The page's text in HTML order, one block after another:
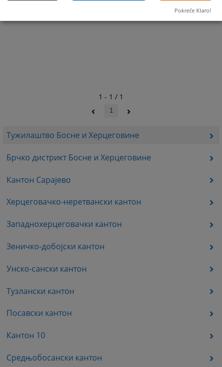
Тужилаштво Босне и Херцеговине
Брчко дистрикт Босне и Херцеговине
Кантон Сарајево
Херцеговачко-неретвански кантон
Западнохерцеговачки кантон
Зеничко-добојски кантон
Унско-сански кантон
Тузлански кантон
Посавски кантон
Кантон 10
Средњобосански кантон
1 - 1 / 1
1
Pokreće Klaro!